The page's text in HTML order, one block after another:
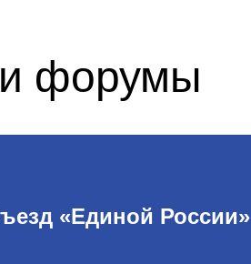
форумы
«Единой России»